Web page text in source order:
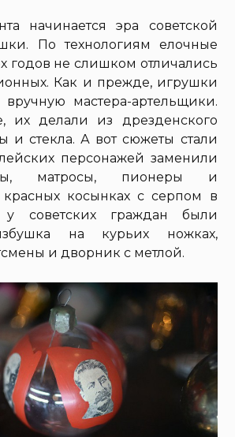
начинается эра советской
По технологиям елочные
годов не слишком отличались
Как и прежде, игрушки
вручную мастера-артельщики.
их делали из дрезденского
и стекла. А вот сюжеты стали
персонажей заменили
матросы, пионеры и
косынках с серпом в
у советских граждан были
на курьих ножках,
и дворник с метлой.